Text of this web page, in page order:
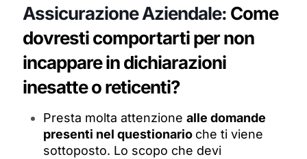
Assicurazione Aziendale: Come
dovresti comportarti per non
incappare in dichiarazioni
inesatte o reticenti?
Presta molta attenzione alle domande
presenti nel questionario che ti viene
sottoposto. Lo scopo che devi